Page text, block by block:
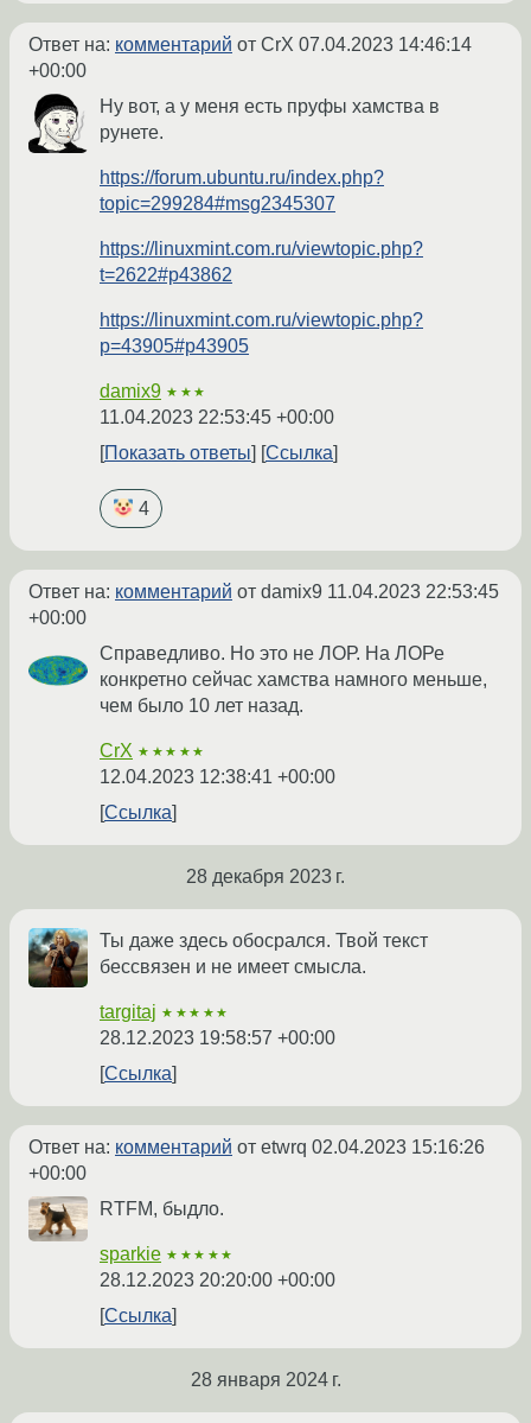
Ответ на: комментарий от CrX 07.04.2023 14:46:14
+00:00
Ну вот, а у меня есть пруфы хамства в
рунете.
https://forum.ubuntu.ru/index.php?
topic=299284#msg2345307
https://linuxmint.com.ru/viewtopic.php?
t=2622#p43862
https://linuxmint.com.ru/viewtopic.php?
p=43905#p43905
damix9 ★★★
11.04.2023 22:53:45 +00:00
Показать ответы
Ссылка
4
Ответ на: комментарий от damix9 11.04.2023 22:53:45
+00:00
Справедливо. Но это не ЛОР. На ЛОРе
конкретно сейчас хамства намного меньше,
чем было 10 лет назад.
CrX ★★★★★
12.04.2023 12:38:41 +00:00
Ссылка
28 декабря 2023 г.
Ты даже здесь обосрался. Твой текст
бессвязен и не имеет смысла.
targitaj ★★★★★
28.12.2023 19:58:57 +00:00
Ссылка
Ответ на: комментарий от etwrq 02.04.2023 15:16:26
+00:00
RTFM, быдло.
sparkie ★★★★★
28.12.2023 20:20:00 +00:00
Ссылка
28 января 2024 г.